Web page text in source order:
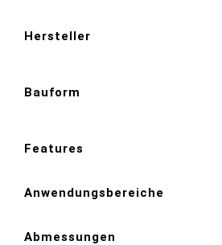
Hersteller
Bauform
Features
Anwendungsbereiche
Abmessungen